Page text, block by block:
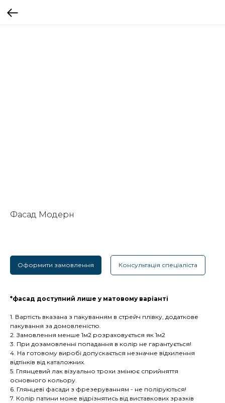
Фасад Модерн
Оформити замовлення Консультація спеціаліста
*фасад доступний лише у матовому варіанті
1. Вартість вказана з пакуванням в стрейч плівку, додаткове
пакування за домовленістю.
2. Замовлення менше 1м2 розраховується як 1м2
3. При дозамовленні попадання в колір не гарантується!
4. На готовому виробі допускається незначне відхилення
відтінків від каталожних.
5. Глянцевий лак візуально трохи змінює сприйняття
основного кольору.
6. Глянцеві фасади з фрезеруванням - не поліруються!
7. Колір патини може відрізнятись від виставкових зразків